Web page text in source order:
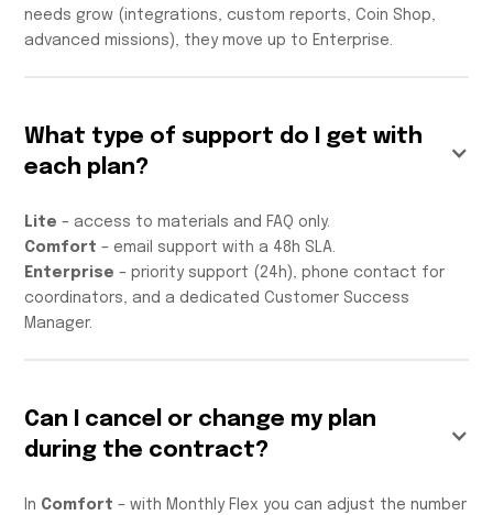
needs grow (integrations, custom reports, Coin Shop,
advanced missions), they move up to Enterprise.
What type of support do I get with
each plan?
Lite – access to materials and FAQ only.
Comfort – email support with a 48h SLA.
Enterprise – priority support (24h), phone contact for
coordinators, and a dedicated Customer Success
Manager.
Can I cancel or change my plan
during the contract?
In Comfort– with Monthly Flex you can adjust the number